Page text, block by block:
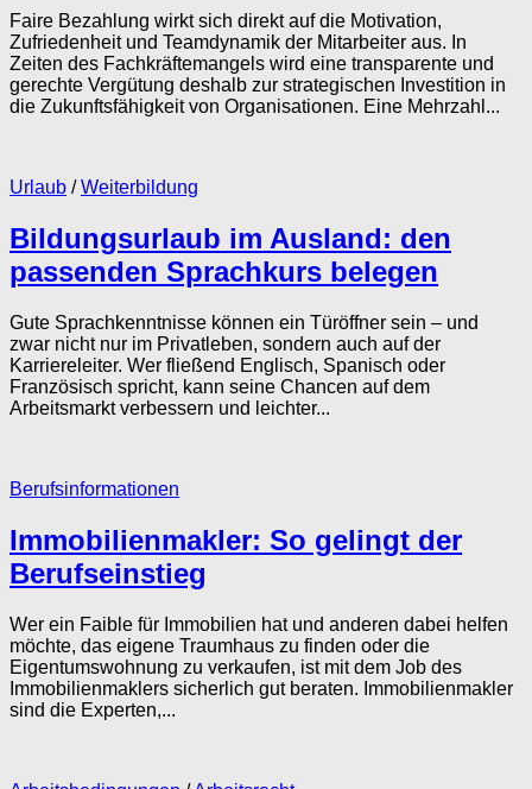
Faire Bezahlung wirkt sich direkt auf die Motivation,
Zufriedenheit und Teamdynamik der Mitarbeiter aus. In
Zeiten des Fachkräftemangels wird eine transparente und
gerechte Vergütung deshalb zur strategischen Investition in
die Zukunftsfähigkeit von Organisationen. Eine Mehrzahl...
Urlaub /Weiterbildung
Bildungsurlaub im Ausland: den
passenden Sprachkurs belegen
Gute Sprachkenntnisse können ein Türöffner sein – und
zwar nicht nur im Privatleben, sondern auch auf der
Karriereleiter. Wer fließend Englisch, Spanisch oder
Französisch spricht, kann seine Chancen auf dem
Arbeitsmarkt verbessern und leichter...
Berufsinformationen
Immobilienmakler: So gelingt der
Berufseinstieg
Wer ein Faible für Immobilien hat und anderen dabei helfen
möchte, das eigene Traumhaus zu finden oder die
Eigentumswohnung zu verkaufen, ist mit dem Job des
Immobilienmaklers sicherlich gut beraten. Immobilienmakler
sind die Experten,...